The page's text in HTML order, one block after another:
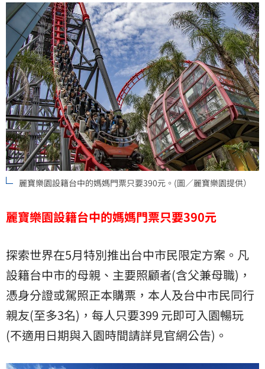
麗寶樂園設籍台中的媽媽門票只要390元。(圖／麗寶樂園提供）
麗寶樂園設籍台中的媽媽門票只要390元
探索世界在5月特別推出台中市民限定方案。凡
設籍台中市的母親、主要照顧者(含父兼母職)，
憑身分證或駕照正本購票，本人及台中市民同行
親友(至多3名)，每人只要399 元即可入園暢玩
(不適用日期與入園時間請詳見官網公告)。